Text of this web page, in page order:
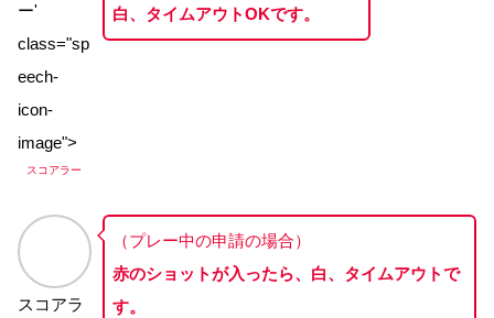
ー'
class="sp
eech-
icon-
image">
スコアラー
白、タイムアウトOKです。
スコアラ
（プレー中の申請の場合）
赤のショットが入ったら、白、タイムアウトで
す。